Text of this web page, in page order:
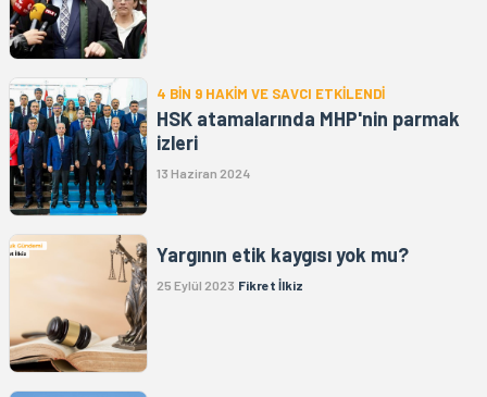
4 BİN 9 HAKİM VE SAVCI ETKİLENDİ
HSK atamalarında MHP'nin parmak
izleri
13 Haziran 2024
Yargının etik kaygısı yok mu?
25 Eylül 2023 Fikret İlkiz